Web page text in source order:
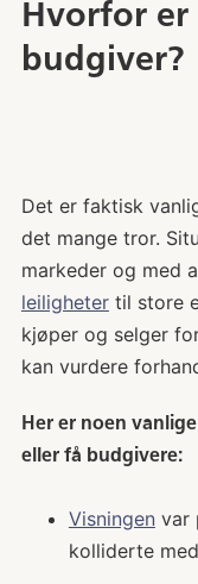
Hvorfor er
budgiver?
Det er faktisk
det mange tror.
markeder og med
leilighetertil store
kjøper og selger
kan vurdere
Her er noen
eller få budgivere:
Visningen var
kolliderte